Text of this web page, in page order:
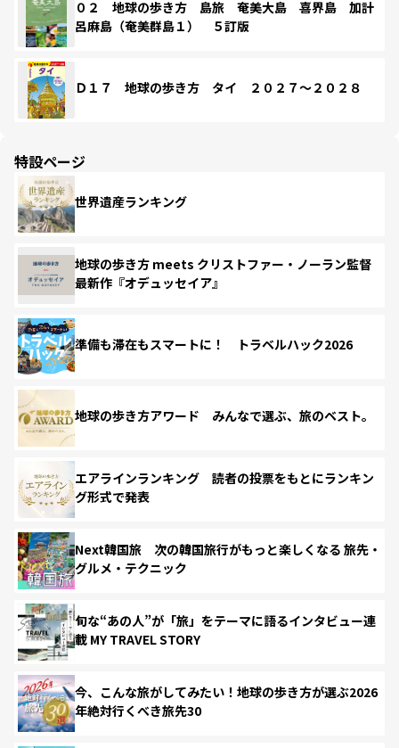
０２ 地球の歩き方 島旅 奄美大島 喜界島 加計
呂麻島（奄美群島１） ５訂版
Ｄ１７ 地球の歩き方 タイ ２０２７～２０２８
特設ページ
世界遺産ランキング
地球の歩き方 meets クリストファー・ノーラン監督
最新作『オデュッセイア』
準備も滞在もスマートに！ トラベルハック2026
地球の歩き方アワード みんなで選ぶ、旅のベスト。
エアラインランキング 読者の投票をもとにランキン
グ形式で発表
Next韓国旅 次の韓国旅行がもっと楽しくなる 旅先・
グルメ・テクニック
旬な“あの人”が「旅」をテーマに語るインタビュー連
載 MY TRAVEL STORY
今、こんな旅がしてみたい！地球の歩き方が選ぶ2026
年絶対行くべき旅先30